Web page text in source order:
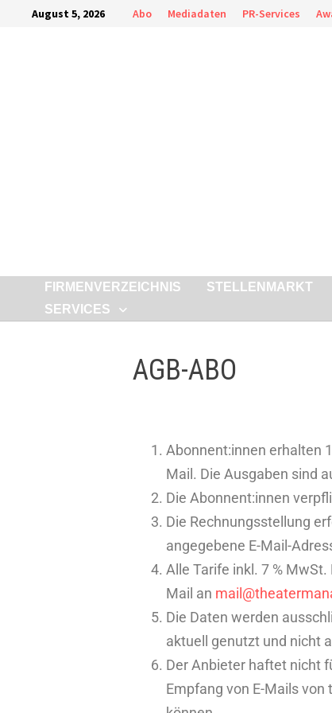
August 5, 2026 Abo Mediadaten PR-Services
FIRMENVERZEICHNIS STELLENMARKT
SERVICES
AGB-ABO
Abonnent:innen erhalten
Mail. Die Ausgaben sind
Die Abonnent:innen
Die Rechnungsstellung
angegebene E-Mail-
Alle Tarife inkl. 7 %
Mail an
Die Daten werden
aktuell genutzt und nicht
Der Anbieter haftet nicht
Empfang von E-Mails